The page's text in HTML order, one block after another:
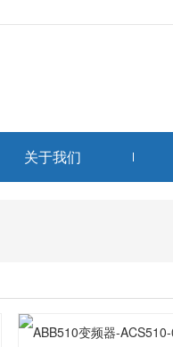
关于我们